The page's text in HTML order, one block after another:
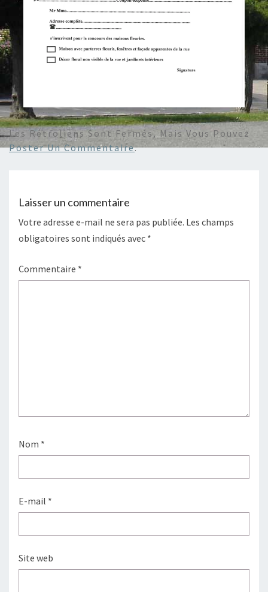
Les Rétroliens Sont Fermés, Mais Vous Pouvez
Poster Un Commentaire.
Laisser un commentaire
Votre adresse e-mail ne sera pas publiée. Les champs
obligatoires sont indiqués avec *
Commentaire *
Nom *
E-mail *
Site web